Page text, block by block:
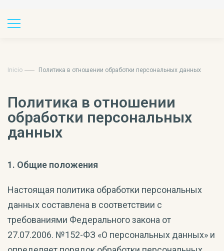
Inicio Политика в отношении обработки персональных данных
Политика в отношении
обработки персональных
данных
1. Общие положения
Настоящая политика обработки персональных
данных составлена в соответствии с
требованиями Федерального закона от
27.07.2006. №152-ФЗ «О персональных данных» и